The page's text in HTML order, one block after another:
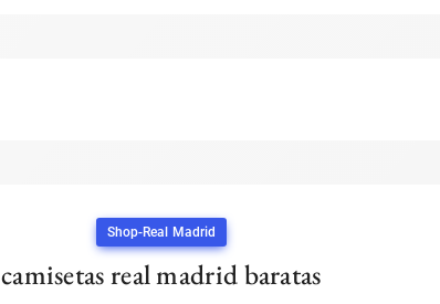
Shop-Real Madrid
camisetas real madrid baratas